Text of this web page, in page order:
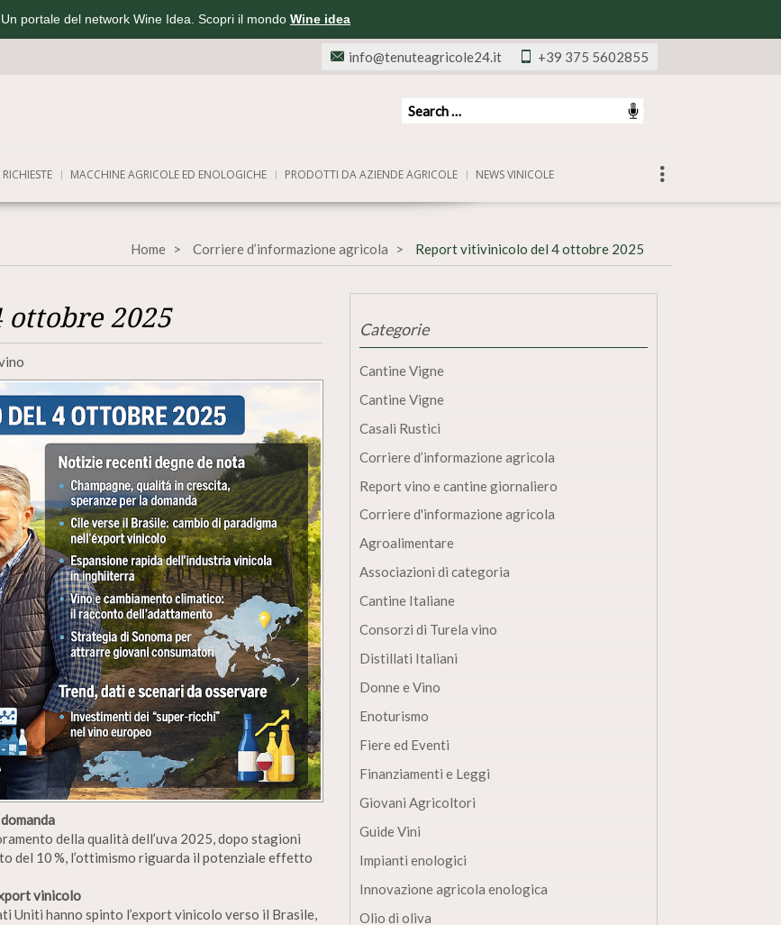
Un portale del network Wine Idea. Scopri il mondo Wine idea
+39 375 5602855
info@tenuteagricole24.it
RICHIESTE MACCHINE AGRICOLE ED ENOLOGICHE PRODOTTI DA AZIENDE AGRICOLE NEWS VINICOLE
Home Corriere d’informazione agricola Report vitivinicolo del 4 ottobre 2025
2025
della qualità dell’uva 2025, dopo stagioni
del 10 %, l’ottimismo riguarda il potenziale effetto
vinicolo
Uniti hanno spinto l’export vinicolo verso il Brasile,
Categorie
Cantine Vigne
Cantine Vigne
Casali Rustici
Corriere d’informazione agricola
Report vino e cantine giornaliero
Corriere d'informazione agricola
Agroalimentare
Associazioni di categoria
Cantine Italiane
Consorzi di Turela vino
Distillati Italiani
Donne e Vino
Enoturismo
Fiere ed Eventi
Finanziamenti e Leggi
Giovani Agricoltori
Guide Vini
Impianti enologici
Innovazione agricola enologica
Olio di oliva